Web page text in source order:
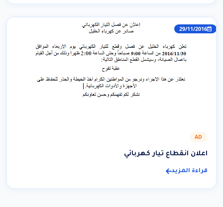
29/11/2016
AD
اعلان انقطاع تيار كهربائي
قراءة المزيد